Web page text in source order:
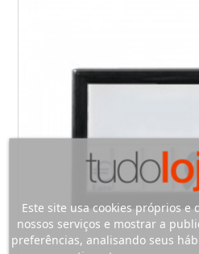
Este site usa cookies próprios
nossos serviços e mostrar a
preferências, analisando seus